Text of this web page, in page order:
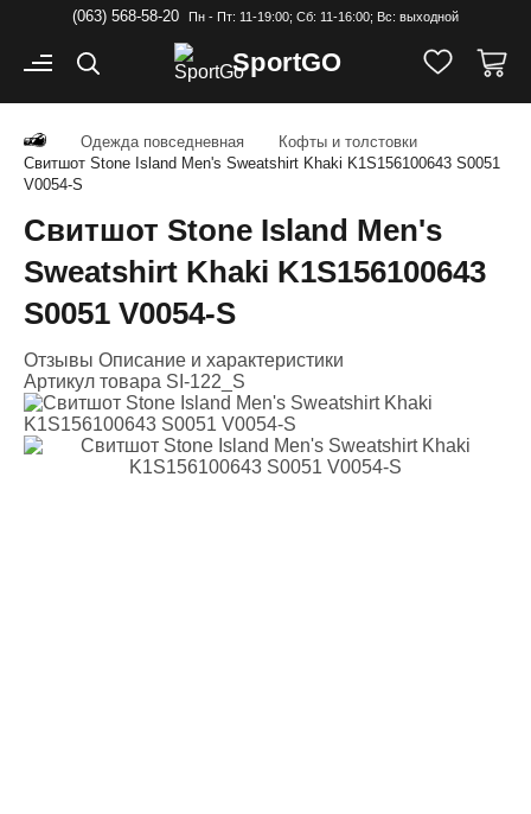
(063) 568-58-20 Пн - Пт: 11-19:00; Cб: 11-16:00; Вс: выходной
SportGO
Одежда повседневная
Кофты и толстовки
Свитшот Stone Island Men's Sweatshirt Khaki K1S156100643 S0051
V0054-S
Свитшот Stone Island Men's
Sweatshirt Khaki K1S156100643
S0051 V0054-S
Отзывы Описание и характеристики
Артикул товара SI-122_S